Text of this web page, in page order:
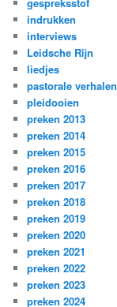
indrukken
interviews
Leidsche Rijn
liedjes
pastorale verhalen
pleidooien
preken 2013
preken 2014
preken 2015
preken 2016
preken 2017
preken 2018
preken 2019
preken 2020
preken 2021
preken 2022
preken 2023
preken 2024